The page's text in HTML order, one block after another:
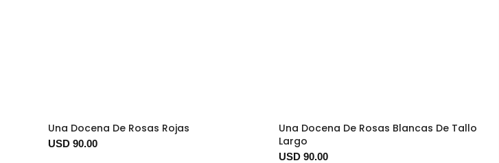
Una Docena De Rosas Rojas
USD 90.00
Una Docena De Rosas Blancas De Tallo
Largo
USD 90.00